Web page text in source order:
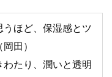
うほど、保湿感とツ
田）
わたり、潤いと透明